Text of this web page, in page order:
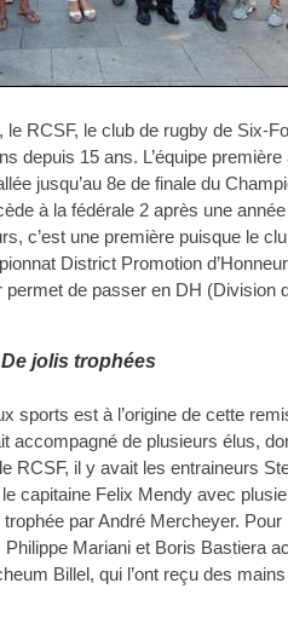
le RCSF, le club de rugby de Six-
depuis 15 ans. L’équipe première
jusqu’au 8e de finale du
à la fédérale 2 après une année
c’est une première puisque le
District Promotion
de passer en DH (Division
De jolis trophées
sports est à l’origine de cette
accompagné de plusieurs élus,
RCSF, il y avait les entraineurs
capitaine Felix Mendy avec
trophée par André Mercheyer. Pour
Mariani et Boris Bastiera
Billel, qui l’ont reçu des